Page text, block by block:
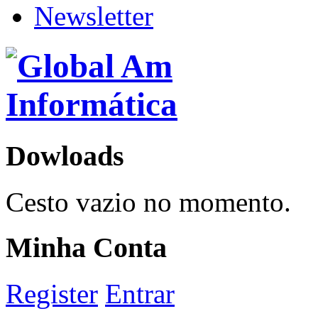
Newsletter
Dowloads
Cesto vazio no momento.
Minha Conta
Register Entrar